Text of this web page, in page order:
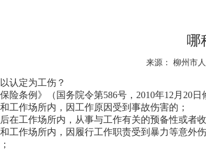
哪
来源： 柳州市
认定为工伤？
险条例》（国务院令第586号，2010年12月20
工作场所内，因工作原因受到事故伤害的；
后在工作场所内，从事与工作有关的预备性或者
工作场所内，因履行工作职责受到暴力等意外伤